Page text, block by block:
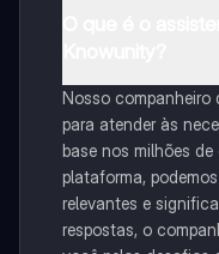
Nosso
para atender às
base nos milhões
plataforma,
relevantes e
respostas, o